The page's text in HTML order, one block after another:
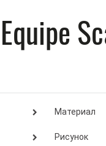
Материал
Рисунок